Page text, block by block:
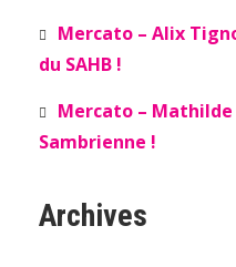
Mercato – Alix
du SAHB !
Mercato –
Sambrienne !
Archives